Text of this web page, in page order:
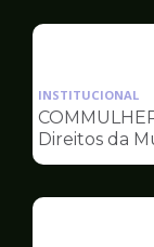
INSTITUCIONAL
Direitos da